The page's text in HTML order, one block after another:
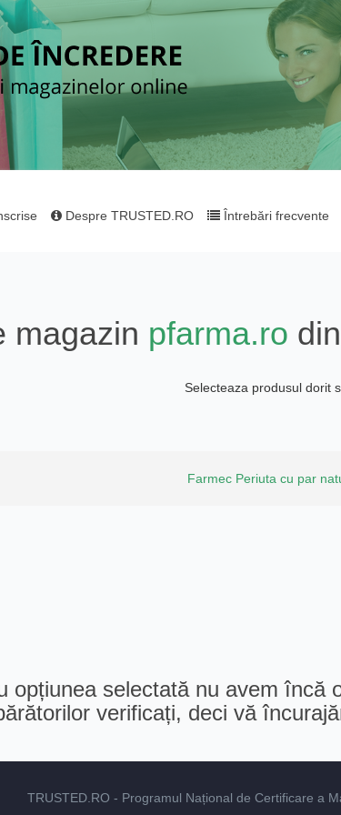
Despre TRUSTED.RO Întrebări frecvente
magazin pfarma.ro
Selecteaza produsul dorit
Farmec Periuta cu par
opțiunea selectată nu avem încă
verificați, deci vă
TRUSTED.RO - Programul Național de Certificare a